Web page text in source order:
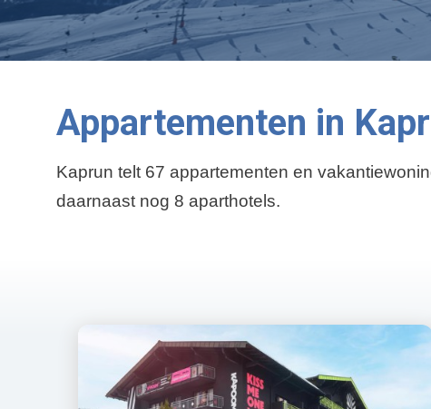
Appartementen in
Kaprun telt 67 appartementen en
daarnaast nog 8 aparthotels.